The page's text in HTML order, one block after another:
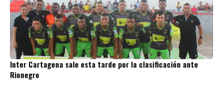
Inter Cartagena sale esta tarde por la clasificación ante
Rionegro